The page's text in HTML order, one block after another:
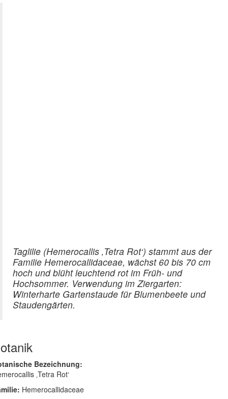
Taglilie (Hemerocallis ‚Tetra Rot‘) stammt aus der
Familie Hemerocallidaceae, wächst 60 bis 70 cm
hoch und blüht leuchtend rot im Früh- und
Hochsommer. Verwendung im Ziergarten:
Winterharte Gartenstaude für Blumenbeete und
Staudengärten.
Bezeichnung:
‚Tetra Rot‘
Hemerocallidaceae